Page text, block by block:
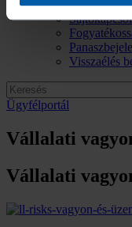
Visszaélés
Ügyfélportál
Vállalati
Vállalati